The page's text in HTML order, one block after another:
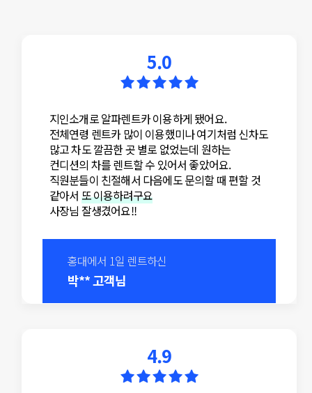
5.0
지인소개로 알파렌트카 이용하게 됐어요.
전체연령 렌트카 많이 이용했미나 여기처럼 신차도
많고 차도 깔끔한 곳 별로 없었는데 원하는
컨디션의 차를 렌트할 수 있어서 좋았어요.
직원분들이 친절해서 다음에도 문의할 때 편할 것
같아서 또 이용하려구요
사장님 잘생겼어요!!
홍대에서 1일 렌트하신
박** 고객님
4.9